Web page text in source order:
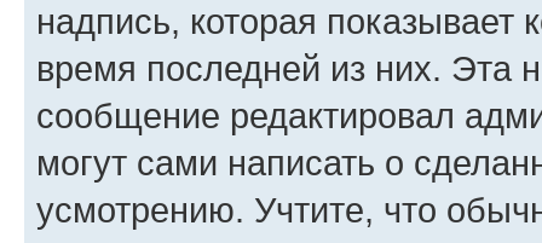
надпись, которая показывает
время последней из них. Эта
сообщение редактировал
могут сами написать о
усмотрению. Учтите, что